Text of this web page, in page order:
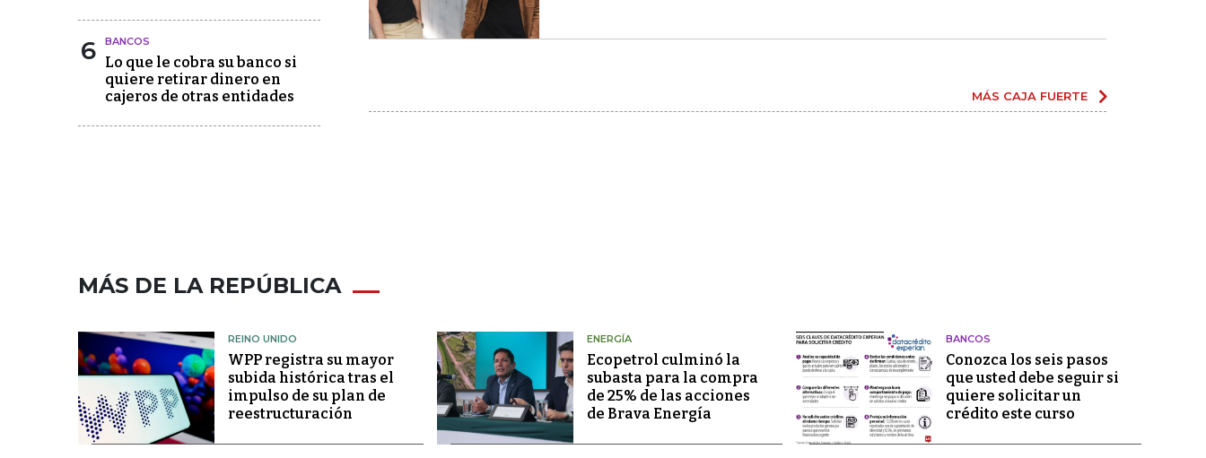
6 BANCOS
Lo que le cobra su banco si
quiere retirar dinero en
cajeros de otras entidades
MÁS CAJA FUERTE
MÁS DE LA REPÚBLICA
REINO UNIDO
WPP registra su mayor
subida histórica tras el
impulso de su plan de
reestructuración
ENERGÍA
Ecopetrol culminó la
subasta para la compra
de 25% de las acciones
de Brava Energía
BANCOS
Conozca los seis pasos
que usted debe seguir si
quiere solicitar un
crédito este curso